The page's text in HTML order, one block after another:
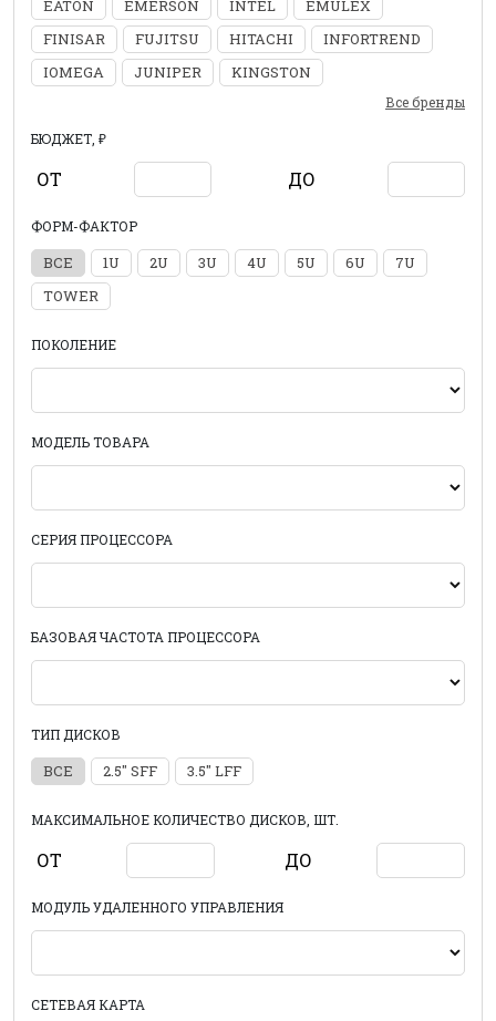
EATON
EMERSON INTEL
EMULEX
FINISAR
FUJITSU HITACHI
INFORTREND
IOMEGA
JUNIPER KINGSTON
Все бренды
БЮДЖЕТ, ₽
ОТ ДО
ФОРМ-ФАКТОР
ВСЕ 1U 2U 3U 4U 5U 6U
7U
TOWER
ПОКОЛЕНИЕ
МОДЕЛЬ ТОВАРА
СЕРИЯ ПРОЦЕССОРА
БАЗОВАЯ ЧАСТОТА ПРОЦЕССОРА
ТИП ДИСКОВ
ВСЕ 2.5" SFF 3.5" LFF
МАКСИМАЛЬНОЕ КОЛИЧЕСТВО ДИСКОВ, ШТ.
ОТ ДО
МОДУЛЬ УДАЛЕННОГО УПРАВЛЕНИЯ
СЕТЕВАЯ КАРТА